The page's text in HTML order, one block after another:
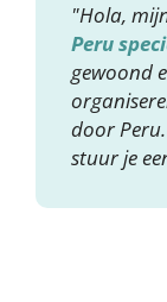
"Hola,
Peru
gewoond
door
stuur je